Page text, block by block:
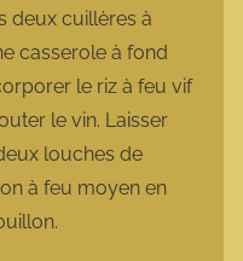
deux cuillères à
casserole à fond
le riz à feu vif
le vin. Laisser
louches de
à feu moyen en